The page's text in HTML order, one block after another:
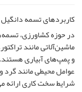
کاربردهای تسمه
در حوزه کشاورزی،
ماشین‌آلاتی مانند
و پمپ‌های آبیاری هستند.
عوامل محیطی مانند
شرایط سخت کاری ارائه